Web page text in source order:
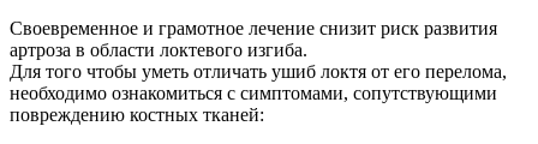
Своевременное и грамотное лечение снизит риск развития
артроза в области локтевого изгиба.
Для того чтобы уметь отличать ушиб локтя от его перелома,
необходимо ознакомиться с симптомами, сопутствующими
повреждению костных тканей: